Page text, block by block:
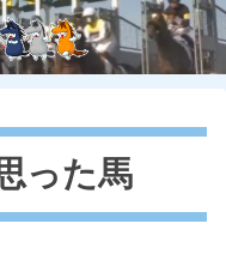
った馬